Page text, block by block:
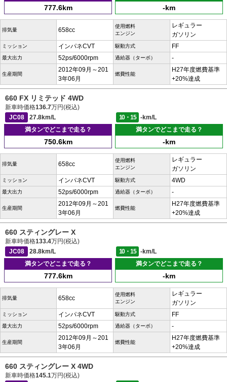
777.6km -km
排気量 658cc
使用燃料
エンジン
レギュラー
ガソリン
ミッション インパネCVT 駆動方式 FF
最大出力 52ps/6000rpm 過給器（ターボ） -
生産期間
2012年09月～201
3年06月
燃費性能
H27年度燃費基準
+20%達成
660 FX リミテッド 4WD
新車時価格136.7万円(税込)
JC08
27.8km/L 10・15
-km/L
満タンでどこまで走る？
750.6km
満タンでどこまで走る？
-km
排気量 658cc
使用燃料
エンジン
レギュラー
ガソリン
ミッション インパネCVT 駆動方式 4WD
最大出力 52ps/6000rpm 過給器（ターボ） -
生産期間
2012年09月～201
3年06月
燃費性能
H27年度燃費基準
+20%達成
660 スティングレー X
新車時価格133.4万円(税込)
JC08
28.8km/L 10・15
-km/L
満タンでどこまで走る？
777.6km
満タンでどこまで走る？
-km
排気量 658cc
使用燃料
エンジン
レギュラー
ガソリン
ミッション インパネCVT 駆動方式 FF
最大出力 52ps/6000rpm 過給器（ターボ） -
生産期間
2012年09月～201
3年06月
燃費性能
H27年度燃費基準
+20%達成
660 スティングレー X 4WD
新車時価格145.1万円(税込)